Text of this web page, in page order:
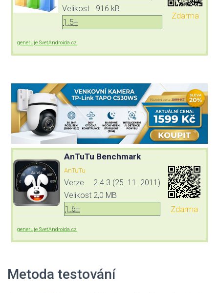
Velikost
916 kB
1.5+
Zdarma
generuje SvetAndroida.cz
AnTuTu Benchmark
AnTuTu
Verze
2.4.3 (25. 11. 2011)
Velikost 2,0 MB
1.6+
Zdarma
generuje SvetAndroida.cz
Metoda testování